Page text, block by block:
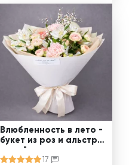
Влюбленность в лето -
букет из роз и альстро
мерий
17